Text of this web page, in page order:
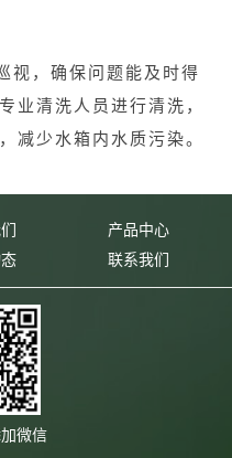
视，确保问题能及时得
业清洗人员进行清洗，
减少水箱内水质污染。
产品中心
联系我们
微信